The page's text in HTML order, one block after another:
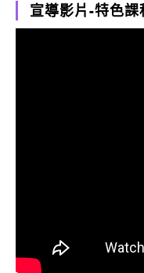
宣導影片-特色課